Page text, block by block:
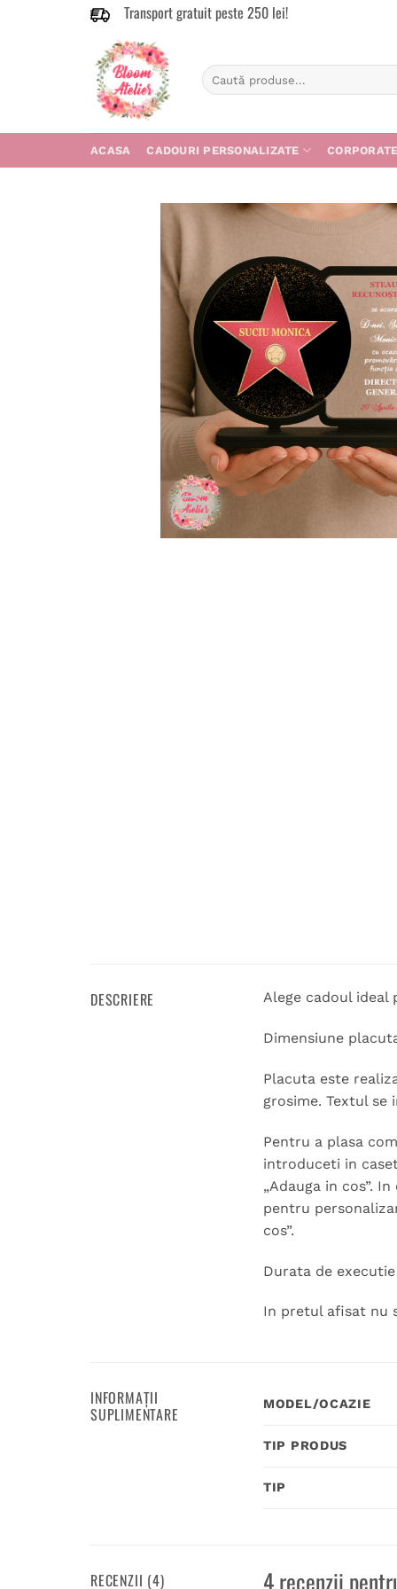
Transport gratuit peste 250 lei!
Caută
după:
ACASA CADOURI PERSONALIZATE CORPORATE
DESCRIERE Alege cadoul
Dimensiune
Placuta este
grosime. Textul
Pentru a plasa
introduceti in
„Adauga in cos”.
pentru
cos”.
Durata de
In pretul afisat nu
INFORMAȚII
SUPLIMENTARE MODEL/OCAZIE
TIP PRODUS
TIP
RECENZII (4) 4 recenzii